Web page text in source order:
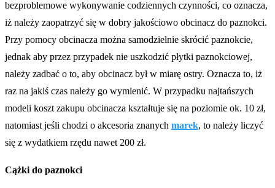
bezproblemowe wykonywanie codziennych czynności, co oznacza,
iż należy zaopatrzyć się w dobry jakościowo obcinacz do paznokci.
Przy pomocy obcinacza można samodzielnie skrócić paznokcie,
jednak aby przez przypadek nie uszkodzić płytki paznokciowej,
należy zadbać o to, aby obcinacz był w miarę ostry. Oznacza to, iż
raz na jakiś czas należy go wymienić. W przypadku najtańszych
modeli koszt zakupu obcinacza kształtuje się na poziomie ok. 10 zł,
natomiast jeśli chodzi o akcesoria znanych marek, to należy liczyć
się z wydatkiem rzędu nawet 200 zł.
Cążki do paznokci